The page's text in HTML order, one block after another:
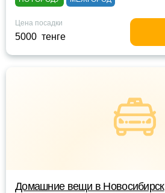
Цена посадки
5000 тенге
Домашние вещи в Новосибирск